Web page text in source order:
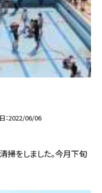
2022/06/06
掃をしました。今月下旬